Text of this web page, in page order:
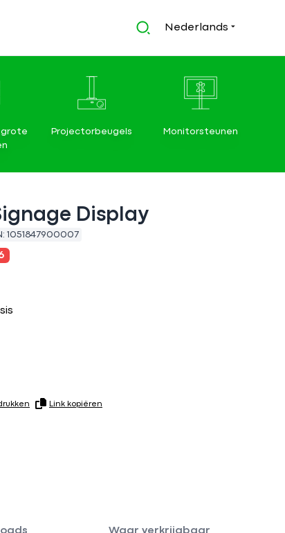
Nederlands
grote
Projectorbeugels Monitorsteunen
Display
1051847900007
Link kopiëren
Waar verkrijgbaar